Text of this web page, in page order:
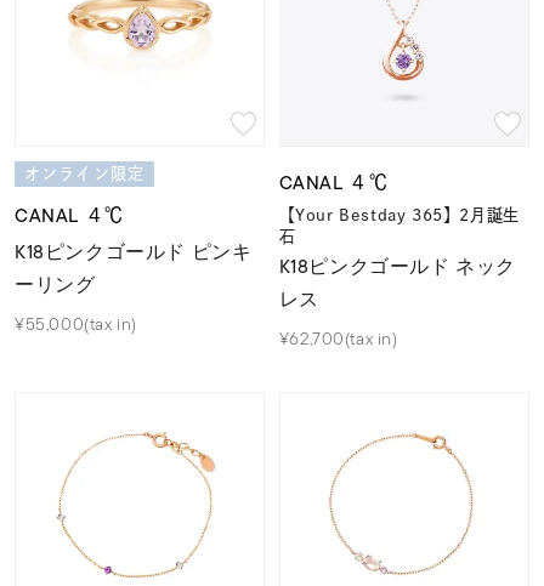
オンライン限定
CANAL ４℃
K18ピンクゴールド ピンキ
ーリング
¥55,000(tax in)
CANAL ４℃
【Your Bestday 365】2月誕生
石
K18ピンクゴールド ネック
レス
¥62,700(tax in)